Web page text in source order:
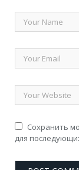
Сохранить
для